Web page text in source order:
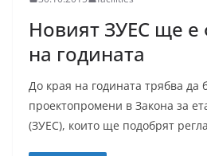
Новият ЗУЕС ще е
на годината
До края на годината трябва да
проектопромени в Закона за
(ЗУЕС), които ще подобрят